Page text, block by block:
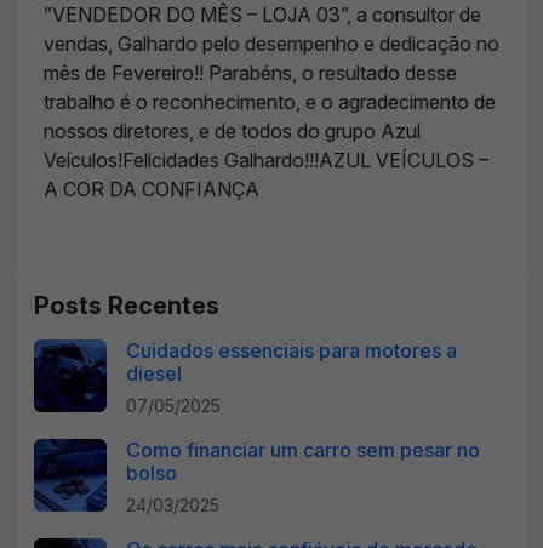
”VENDEDOR DO MÊS – LOJA 03”, a consultor de
vendas, Galhardo pelo desempenho e dedicação no
mês de Fevereiro!! Parabéns, o resultado desse
trabalho é o reconhecimento, e o agradecimento de
nossos diretores, e de todos do grupo Azul
Veículos!Felicidades Galhardo!!!AZUL VEÍCULOS –
A COR DA CONFIANÇA
Posts Recentes
Cuidados essenciais para motores a
diesel
07/05/2025
Como financiar um carro sem pesar no
bolso
24/03/2025